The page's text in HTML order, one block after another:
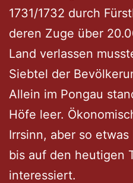
1731/1732 durch
deren Zuge über
Land verlassen
Siebtel der
Allein im Pongau
Höfe leer.
Irrsinn, aber so
bis auf den heutigen
interessiert.